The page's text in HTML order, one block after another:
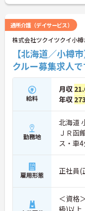
通所介護（デイサービス）
株式会社ツクイツクイ小樽
【北海道／小樽
クルー募集求人で
給料
月収
年収
勤務地
北海道
ＪＲ函
ス・車
雇用形態 正社員(
＜資格
級)以上